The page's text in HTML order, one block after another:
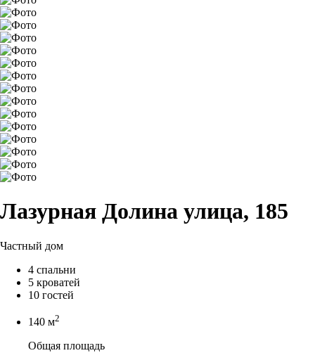
Лазурная Долина улица, 185
Частный дом
4 спальни
5 кроватей
10 гостей
140 м2
Общая площадь